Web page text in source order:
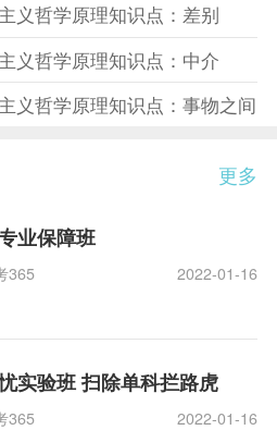
义哲学原理知识点：差别
义哲学原理知识点：中介
义哲学原理知识点：事物之间
更多
业保障班
365 2022-01-16
实验班 扫除单科拦路虎
365 2022-01-16